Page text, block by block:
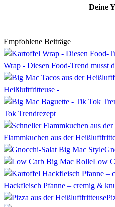
Deine
Empfohlene Beiträge
Wrap - Diesen Food-Trend musst
Heißluftfritteuse -
Tok Trendrezept
Flammkuchen aus der
Low
Hackfleisch Pfanne – cremig &